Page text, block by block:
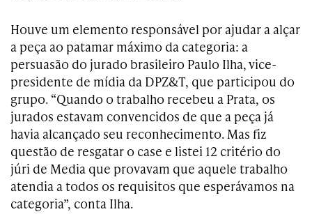
Houve um elemento responsável por ajudar a alçar
a peça ao patamar máximo da categoria: a
persuasão do jurado brasileiro Paulo Ilha, vice-
presidente de mídia da DPZ&T, que participou do
grupo. “Quando o trabalho recebeu a Prata, os
jurados estavam convencidos de que a peça já
havia alcançado seu reconhecimento. Mas fiz
questão de resgatar o case e listei 12 critério do
júri de Media que provavam que aquele trabalho
atendia a todos os requisitos que esperávamos na
categoria”, conta Ilha.